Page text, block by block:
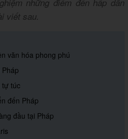
những điểm đến hấp dẫn
viết sau.
văn hóa phong phú
tự túc
đến Pháp
đầu tại Pháp